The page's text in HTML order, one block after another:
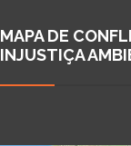
MAPA DE
INJUSTIÇA